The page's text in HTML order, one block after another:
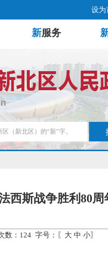
设为
新服务
西斯战争胜利80周
数： 124 字号：〖 大 中 小〗